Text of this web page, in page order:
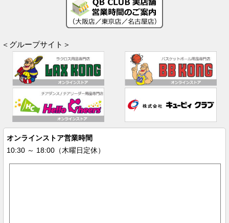
＜グループサイト＞
オンラインストア営業時間
10:30 ～ 18:00（木曜日定休）